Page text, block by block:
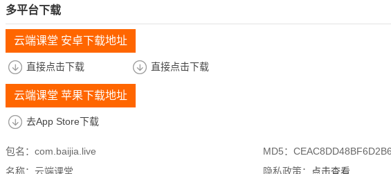
多平台下载
云端课堂 安卓下载地址
直接点击下载 直接点击下载
云端课堂 苹果下载地址
去App Store下载
包名：com.baijia.live
MD5：
名称：云端课堂
隐私政策： 点击查看